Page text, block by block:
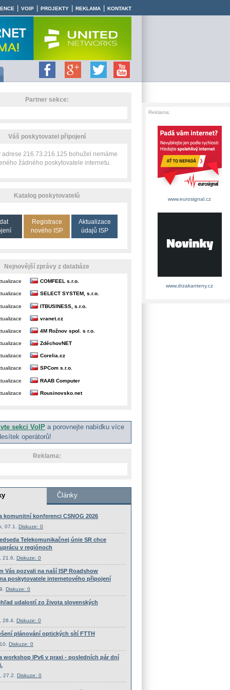
VOIP PROJEKTY REKLAMA KONTAKT
Partner sekce:
Váš poskytovatel připojení
adrese 216.73.216.125 bohužel nemáme
žádného poskytovatele internetu.
Katalog poskytovatelů
Registrace
nového ISP
Aktualizace
údajů ISP
Nejnovější zprávy z databáze
COMFEEL s.r.o.
SELECT SYSTEM, s.r.o.
ITBUSINESS, s.r.o.
vranet.cz
4M Rožnov spol. s r.o.
ZděchovNET
Corelia.cz
SPCom s.r.o.
RAAB Computer
Rousinovsko.net
sekci VoIP a porovnejte nabídku více
operátorů!
Reklama:
Reklama:
www.eurosignal.cz
www.drzakanteny.cz